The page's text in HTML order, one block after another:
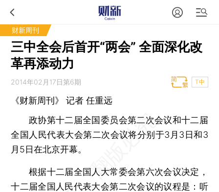
财新周刊
三中全会后首开“两会” 全面深化改
革再添动力
2014年02月17日第6期 T中
《财新周刊》 记者任重远
政协第十二届全国委员会第二次会议和十二届
全国人民代表大会第二次会议将分别于3月3日和3
月5日在北京开幕。
根据十二届全国人大常委会第六次会议决定，
十二届全国人民代表大会第二次会议的议程是：听